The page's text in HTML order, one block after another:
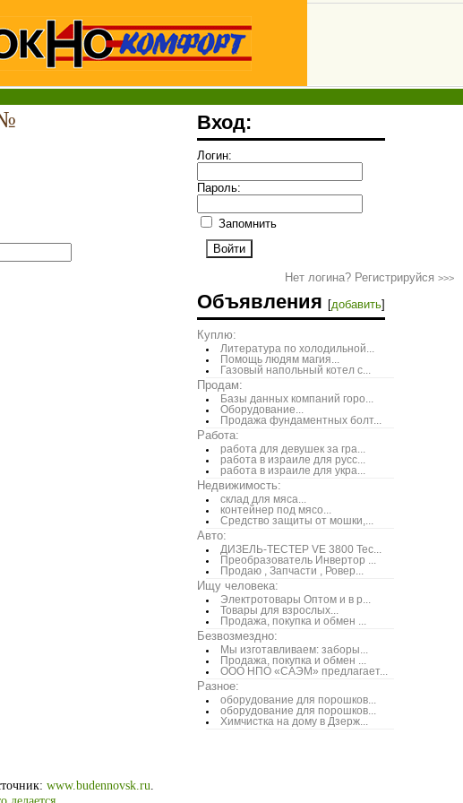
Вход:
Логин:
Пароль:
Запомнить
Нет логина? Регистрируйся >>>
Объявления [добавить]
Куплю:
Литература по холодильной...
Помощь людям магия...
Газовый напольный котел с...
Продам:
Базы данных компаний горо...
Оборудование...
Продажа фундаментных болт...
Работа:
работа для девушек за гра...
работа в израиле для русс...
работа в израиле для укра...
Недвижимость:
склад для мяса...
контейнер под мясо...
Средство защиты от мошки,...
Авто:
ДИЗЕЛЬ-ТЕСТЕР VE 3800 Тес...
Преобразователь Инвертор ...
Продаю , Запчасти , Ровер...
Ищу человека:
Электротовары Оптом и в р...
Товары для взрослых...
Продажа, покупка и обмен ...
Безвозмездно:
Мы изготавливаем: заборы...
Продажа, покупка и обмен ...
ООО НПО «САЭМ» предлагает...
Разное:
оборудование для порошков...
оборудование для порошков...
Химчистка на дому в Дзерж...
www.budennovsk.ru